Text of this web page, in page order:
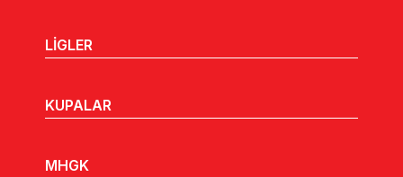
LİGLER
KUPALAR
MHGK